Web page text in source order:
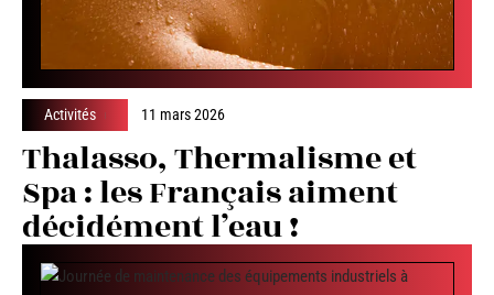
Activités 11 mars 2026
Thalasso, Thermalisme et
Spa : les Français aiment
décidément l’eau !